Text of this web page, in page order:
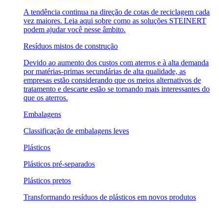
A tendência continua na direção de cotas de reciclagem cada
vez maiores. Leia aqui sobre como as soluções STEINERT
podem ajudar você nesse âmbito.
Resíduos mistos de construção
Devido ao aumento dos custos com aterros e à alta demanda
por matérias-primas secundárias de alta qualidade, as
empresas estão considerando que os meios alternativos de
tratamento e descarte estão se tornando mais interessantes do
que os aterros.
Embalagens
Classificação de embalagens leves
Plásticos
Plásticos pré-separados
Plásticos pretos
Transformando resíduos de plásticos em novos produtos